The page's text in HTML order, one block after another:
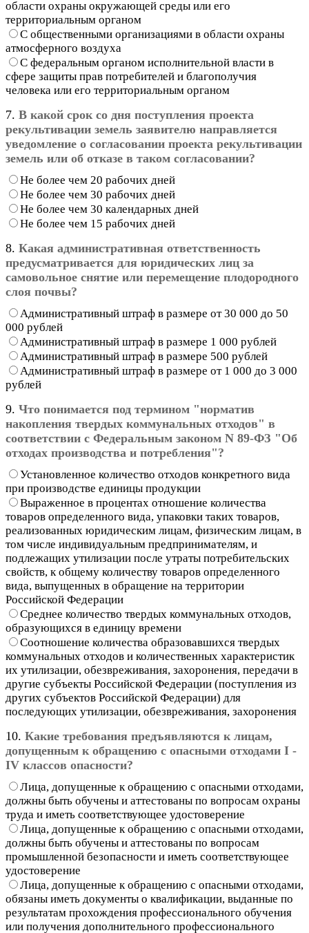
области охраны окружающей среды или его
территориальным органом
С общественными организациями в области охраны
атмосферного воздуха
С федеральным органом исполнительной власти в
сфере защиты прав потребителей и благополучия
человека или его территориальным органом
7. В какой срок со дня поступления проекта
рекультивации земель заявителю направляется
уведомление о согласовании проекта рекультивации
земель или об отказе в таком согласовании?
Не более чем 20 рабочих дней
Не более чем 30 рабочих дней
Не более чем 30 календарных дней
Не более чем 15 рабочих дней
8. Какая административная ответственность
предусматривается для юридических лиц за
самовольное снятие или перемещение плодородного
слоя почвы?
Административный штраф в размере от 30 000 до 50
000 рублей
Административный штраф в размере 1 000 рублей
Административный штраф в размере 500 рублей
Административный штраф в размере от 1 000 до 3 000
рублей
9. Что понимается под термином "норматив
накопления твердых коммунальных отходов" в
соответствии с Федеральным законом N 89-ФЗ "Об
отходах производства и потребления"?
Установленное количество отходов конкретного вида
при производстве единицы продукции
Выраженное в процентах отношение количества
товаров определенного вида, упаковки таких товаров,
реализованных юридическим лицам, физическим лицам, в
том числе индивидуальным предпринимателям, и
подлежащих утилизации после утраты потребительских
свойств, к общему количеству товаров определенного
вида, выпущенных в обращение на территории
Российской Федерации
Среднее количество твердых коммунальных отходов,
образующихся в единицу времени
Соотношение количества образовавшихся твердых
коммунальных отходов и количественных характеристик
их утилизации, обезвреживания, захоронения, передачи в
другие субъекты Российской Федерации (поступления из
других субъектов Российской Федерации) для
последующих утилизации, обезвреживания, захоронения
10. Какие требования предъявляются к лицам,
допущенным к обращению с опасными отходами I -
IV классов опасности?
Лица, допущенные к обращению с опасными отходами,
должны быть обучены и аттестованы по вопросам охраны
труда и иметь соответствующее удостоверение
Лица, допущенные к обращению с опасными отходами,
должны быть обучены и аттестованы по вопросам
промышленной безопасности и иметь соответствующее
удостоверение
Лица, допущенные к обращению с опасными отходами,
обязаны иметь документы о квалификации, выданные по
результатам прохождения профессионального обучения
или получения дополнительного профессионального